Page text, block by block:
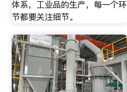
体系，工业品的生产，每一个环
节都要关注细节。